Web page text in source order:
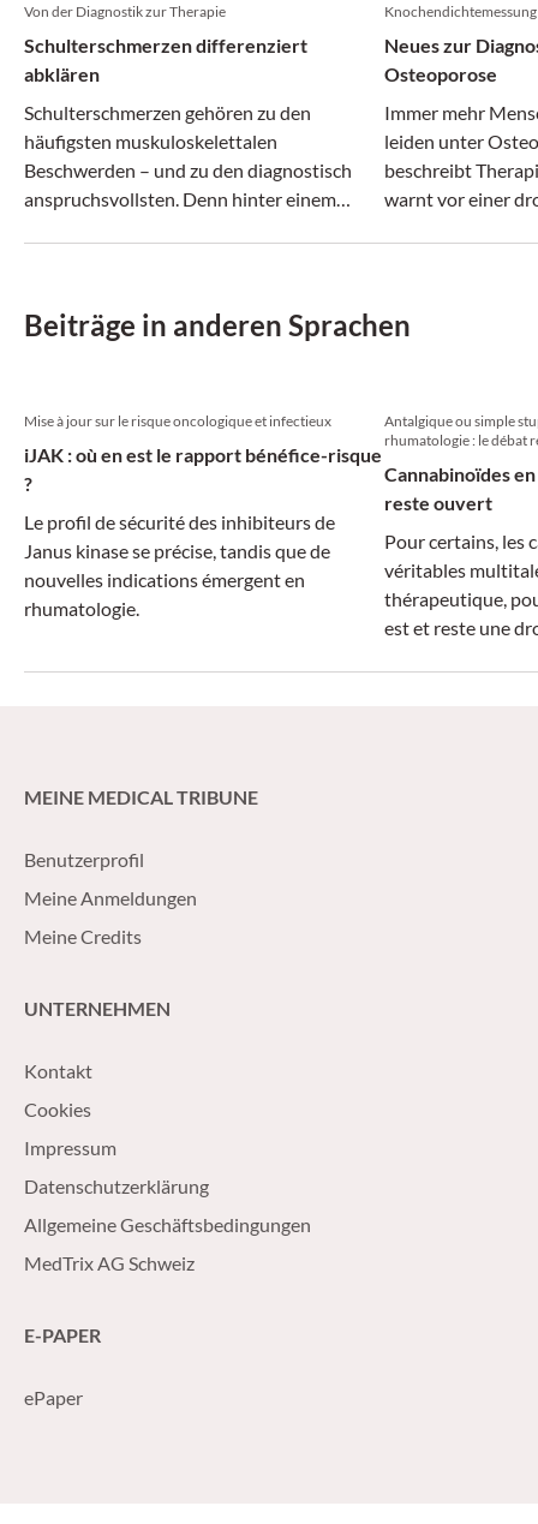
Von der Diagnostik zur Therapie
Schulterschmerzen differenziert
abklären
Schulterschmerzen gehören zu den
häufigsten muskuloskelettalen
Beschwerden – und zu den diagnostisch
anspruchsvollsten. Denn hinter einem
Neues zur
Osteoporose
Immer mehr
leiden unter
beschreibt
warnt vor einer
Beiträge in anderen Sprachen
Mise à jour sur le risque oncologique et infectieux
iJAK : où en est le rapport bénéfice-risque
?
Le profil de sécurité des inhibiteurs de
Janus kinase se précise, tandis que de
nouvelles indications émergent en
rhumatologie.
Antalgique ou simple
rhumatologie : le débat
Cannabinoïdes
reste ouvert
Pour certains, les
véritables
thérapeutique,
est et reste une
MEINE MEDICAL TRIBUNE
Benutzerprofil
Meine Anmeldungen
Meine Credits
UNTERNEHMEN
Kontakt
Cookies
Impressum
Datenschutzerklärung
Allgemeine Geschäftsbedingungen
MedTrix AG Schweiz
E-PAPER
ePaper